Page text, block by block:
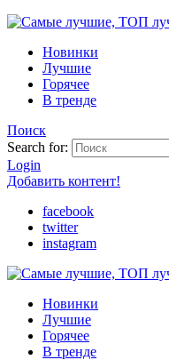
Новинки
Лучшие
Горячее
В тренде
Поиск
Search for:
Login
Добавить контент!
facebook
twitter
instagram
Новинки
Лучшие
Горячее
В тренде